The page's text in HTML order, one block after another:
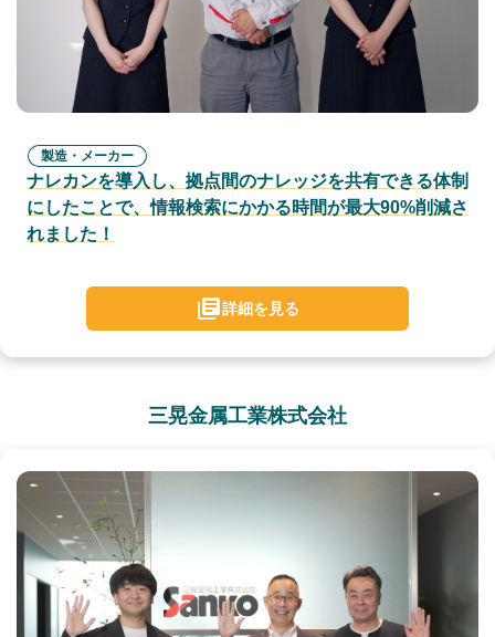
製造・メーカー
ナレカンを導入し、拠点間のナレッジを共有できる体制
にしたことで、情報検索にかかる時間が最大90%削減さ
れました！
詳細を見る
三晃金属工業株式会社